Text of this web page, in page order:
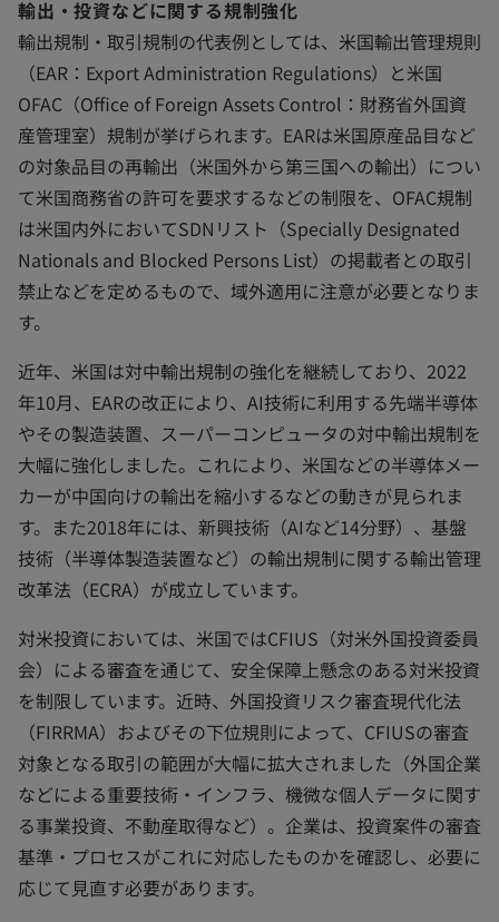
輸出・投資などに関する規制強化
輸出規制・取引規制の代表例としては、米国輸出管理規則
（EAR：Export Administration Regulations）と米国
OFAC（Office of Foreign Assets Control：財務省外国資
産管理室）規制が挙げられます。EARは米国原産品目など
の対象品目の再輸出（米国外から第三国への輸出）につい
て米国商務省の許可を要求するなどの制限を、OFAC規制
は米国内外においてSDNリスト（Specially Designated
Nationals and Blocked Persons List）の掲載者との取引
禁止などを定めるもので、域外適用に注意が必要となりま
す。
近年、米国は対中輸出規制の強化を継続しており、2022
年10月、EARの改正により、AI技術に利用する先端半導体
やその製造装置、スーパーコンピュータの対中輸出規制を
大幅に強化しました。これにより、米国などの半導体メー
カーが中国向けの輸出を縮小するなどの動きが見られま
す。また2018年には、新興技術（AIなど14分野）、基盤
技術（半導体製造装置など）の輸出規制に関する輸出管理
改革法（ECRA）が成立しています。
対米投資においては、米国ではCFIUS（対米外国投資委員
会）による審査を通じて、安全保障上懸念のある対米投資
を制限しています。近時、外国投資リスク審査現代化法
（FIRRMA）およびその下位規則によって、CFIUSの審査
対象となる取引の範囲が大幅に拡大されました（外国企業
などによる重要技術・インフラ、機微な個人データに関す
る事業投資、不動産取得など）。企業は、投資案件の審査
基準・プロセスがこれに対応したものかを確認し、必要に
応じて見直す必要があります。